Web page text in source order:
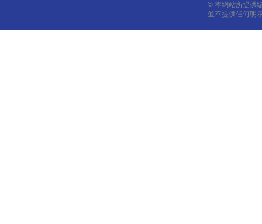
© 本網站所提供
並不提供任何明